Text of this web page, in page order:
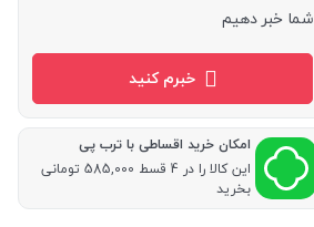
شما خبر دهیم
خبرم کنید
امکان خرید اقساطی با ترب پی
این کالا را در 4 قسط 585,000 تومانی
بخرید